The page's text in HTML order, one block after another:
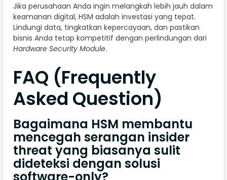
Jika perusahaan Anda ingin melangkah lebih jauh dalam
keamanan digital, HSM adalah investasi yang tepat.
Lindungi data, tingkatkan kepercayaan, dan pastikan
bisnis Anda tetap kompetitif dengan perlindungan dari
Hardware Security Module.
FAQ (Frequently
Asked Question)
Bagaimana HSM membantu
mencegah serangan insider
threat yang biasanya sulit
dideteksi dengan solusi